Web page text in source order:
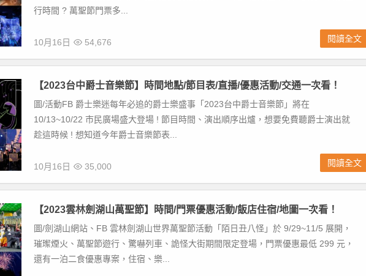
行時間 ? 萬聖節門票多...
10月16日 54,676 閱讀全文
【2023台中爵士音樂節】時間地點/節目表/直播/優惠活動/交通一次看！
圖/活動FB 爵士樂迷每年必追的爵士樂盛事「2023台中爵士音樂節」將在
10/13~10/22 市民廣場盛大登場 ! 節目時間、演出順序出爐，想要免費聽爵士演出就
趁這時候 ! 想知道今年爵士音樂節表...
10月16日 35,000 閱讀全文
【2023雲林劍湖山萬聖節】時間/門票優惠活動/飯店住宿/地圖一次看！
圖/劍湖山網站、FB 雲林劍湖山世界萬聖節活動「陌日丑八怪」於 9/29~11/5 展開，
璀璨煙火、萬聖節遊行、驚嚇列車、詭怪大街期間限定登場，門票優惠最低 299 元，
還有一泊二食優惠專案，住宿、樂...